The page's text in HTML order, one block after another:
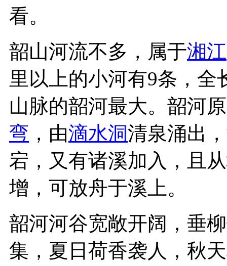
看。
韶山河流不多，属于湘江
里以上的小河有9条，全
山脉的韶河最大。韶河
弯 ，由滴水洞清泉涌出
宕，又有诸溪加入，且
增，可放舟于溪上。
韶河河谷宽敞开阔，垂
集，夏日荷香袭人，秋